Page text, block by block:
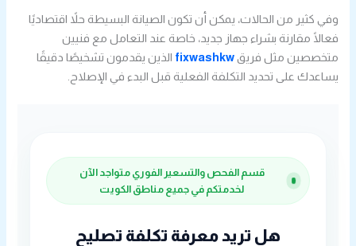
وفي كثير من الحالات، يمكن أن تكون الصيانة البسيطة حلاً اقتصاديًا
فعالًا مقارنة بشراء جهاز جديد، خاصة عند التعامل مع فنيين
متخصصين مثل فريقfixwashkw الذين يقدمون تشخيصًا دقيقًا
يساعدك على تحديد التكلفة الفعلية قبل البدء في الإصلاح.
قسم الفحص والتسعير الفوري متواجد الآن
لخدمتكم في جميع مناطق الكويت
هل تريد معرفة تكلفة تصليح